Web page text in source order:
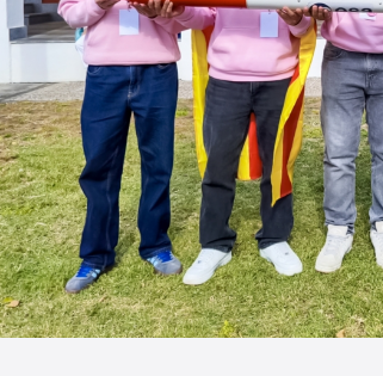
Vetrate
Alberghi, ristoranti e caffè